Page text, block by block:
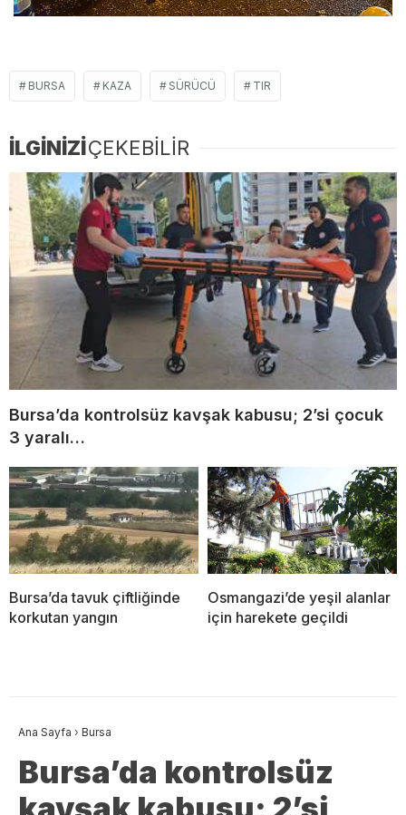
BURSA KAZA SÜRÜCÜ TIR
İLGİNİZİÇEKEBİLİR
Bursa’da kontrolsüz kavşak kabusu; 2’si çocuk
3 yaralı…
Bursa’da tavuk çiftliğinde
korkutan yangın
Osmangazi’de yeşil alanlar
için harekete geçildi
Ana Sayfa › Bursa
Bursa’da kontrolsüz